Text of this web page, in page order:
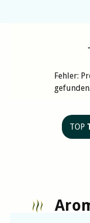
Fehler:
gefunden.
TOP